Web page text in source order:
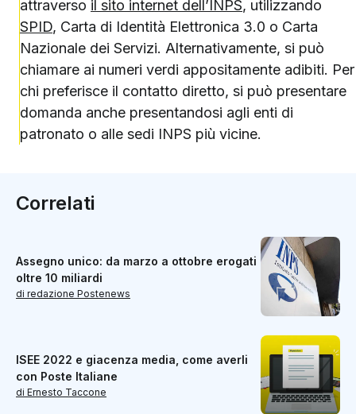
attraverso il sito internet dell’INPS, utilizzando
SPID, Carta di Identità Elettronica 3.0 o Carta
Nazionale dei Servizi. Alternativamente, si può
chiamare ai numeri verdi appositamente adibiti. Per
chi preferisce il contatto diretto, si può presentare
domanda anche presentandosi agli enti di
patronato o alle sedi INPS più vicine.
Correlati
Assegno unico: da marzo a ottobre erogati
oltre 10 miliardi
di redazione Postenews
ISEE 2022 e giacenza media, come averli
con Poste Italiane
di Ernesto Taccone